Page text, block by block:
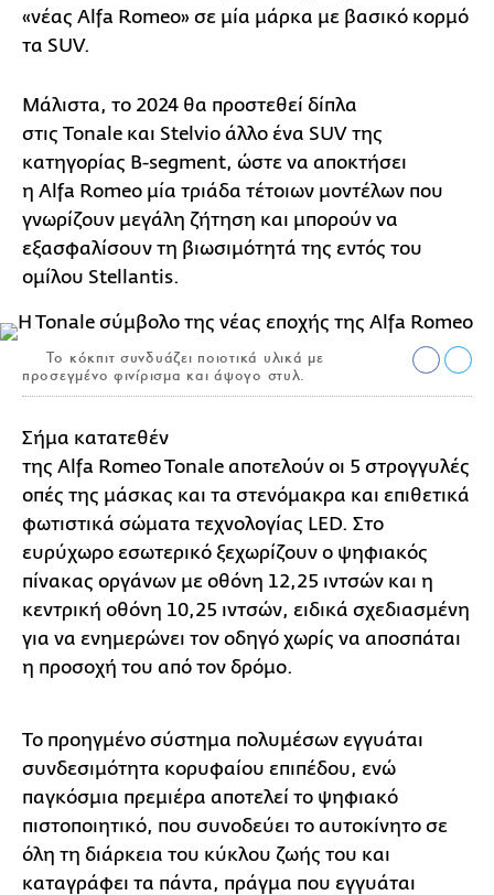
«νέας Alfa Romeo» σε μία μάρκα με βασικό κορμό
τα SUV.
Μάλιστα, το 2024 θα προστεθεί δίπλα
στις Tonale και Stelvio άλλο ένα SUV της
κατηγορίας B-segment, ώστε να αποκτήσει
η Alfa Romeo μία τριάδα τέτοιων μοντέλων που
γνωρίζουν μεγάλη ζήτηση και μπορούν να
εξασφαλίσουν τη βιωσιμότητά της εντός του
ομίλου Stellantis.
Το κόκπιτ συνδυάζει ποιοτικά υλικά με
προσεγμένο φινίρισμα και άψογο στυλ.
Σήμα κατατεθέν
της Alfa Romeo Tonale αποτελούν οι 5 στρογγυλές
οπές της μάσκας και τα στενόμακρα και επιθετικά
φωτιστικά σώματα τεχνολογίας LED. Στο
ευρύχωρο εσωτερικό ξεχωρίζουν ο ψηφιακός
πίνακας οργάνων με οθόνη 12,25 ιντσών και η
κεντρική οθόνη 10,25 ιντσών, ειδικά σχεδιασμένη
για να ενημερώνει τον οδηγό χωρίς να αποσπάται
η προσοχή του από τον δρόμο.
Το προηγμένο σύστημα πολυμέσων εγγυάται
συνδεσιμότητα κορυφαίου επιπέδου, ενώ
παγκόσμια πρεμιέρα αποτελεί το ψηφιακό
πιστοποιητικό, που συνοδεύει το αυτοκίνητο σε
όλη τη διάρκεια του κύκλου ζωής του και
καταγράφει τα πάντα, πράγμα που εγγυάται